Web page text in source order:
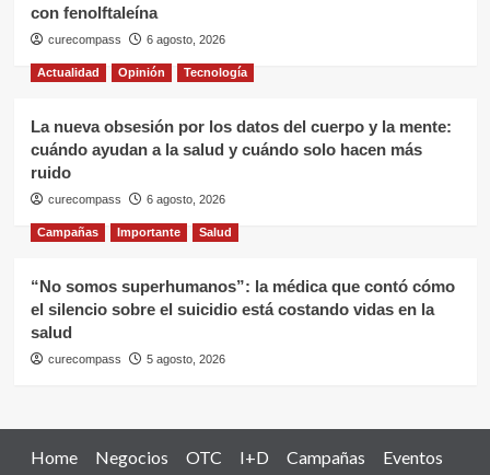
con fenolftaleína
curecompass 6 agosto, 2026
Actualidad Opinión Tecnología
La nueva obsesión por los datos del cuerpo y la mente:
cuándo ayudan a la salud y cuándo solo hacen más
ruido
curecompass 6 agosto, 2026
Campañas Importante Salud
“No somos superhumanos”: la médica que contó cómo
el silencio sobre el suicidio está costando vidas en la
salud
curecompass 5 agosto, 2026
Home Negocios OTC I+D Campañas
Eventos